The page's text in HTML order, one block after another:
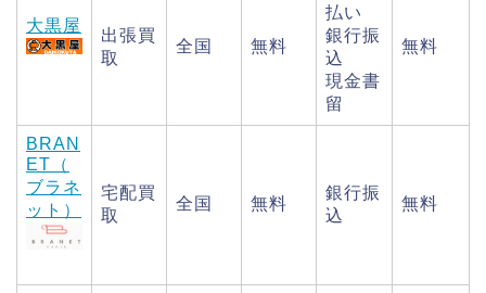
大黒屋
出張買
取
全国 無料
払い
銀行振
込
現金書
留
無料
BRAN
ET（
ブラネ
ット）
宅配買
取
全国 無料
銀行振
込
無料